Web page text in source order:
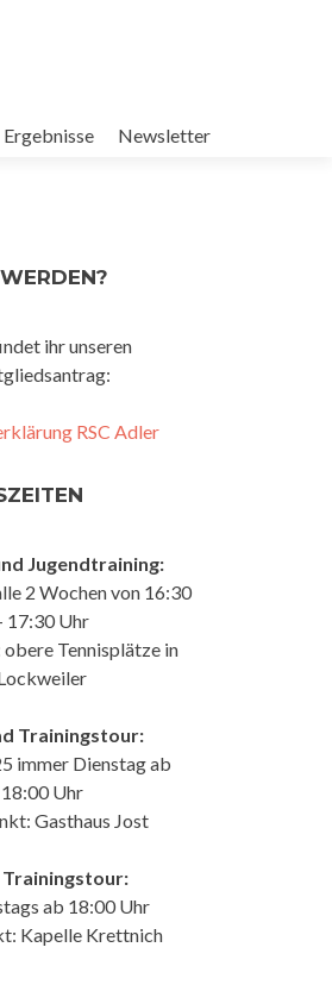
Ergebnisse Newsletter
ihr unseren
RSC Adler
Jugendtraining:
2 Wochen von 16:30
17:30 Uhr
Tennisplätze in
Trainingstour:
immer Dienstag ab
18:00 Uhr
Gasthaus Jost
ab 18:00 Uhr
Kapelle Krettnich